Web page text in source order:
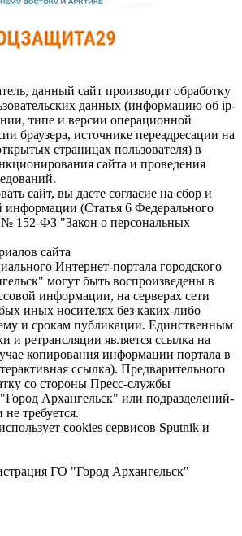
данный сайт производит обработку
данных (информацию об ip-
типе и версии операционной
браузера, источнике переадресации на
страницах пользователя) в
сайта и проведения
сайт, вы даете согласие на сбор и
информации (Статья 6 Федерального
№ 152-ФЗ "Закон о персональных
сайта
Интернет-портала городского
могут быть воспроизведены в
информации, на серверах сети
иных носителях без каких-либо
и срокам публикации. Единственным
и ретрансляции является ссылка на
копирования информации портала в
ссылка). Предварительного
со стороны Пресс-службы
Архангельск" или подразделений-
требуется.
cookies сервисов Sputnik и
ГО "Город Архангельск"